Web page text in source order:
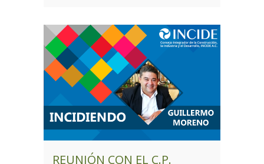
REUNIÓN CON EL C.P.